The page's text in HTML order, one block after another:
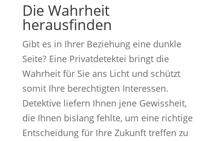
Die Wahrheit
herausfinden
Gibt es in Ihrer Beziehung eine dunkle
Seite? Eine Privatdetektei bringt die
Wahrheit für Sie ans Licht und schützt
somit Ihre berechtigten Interessen.
Detektive liefern Ihnen jene Gewissheit,
die Ihnen bislang fehlte, um eine richtige
Entscheidung für Ihre Zukunft treffen zu